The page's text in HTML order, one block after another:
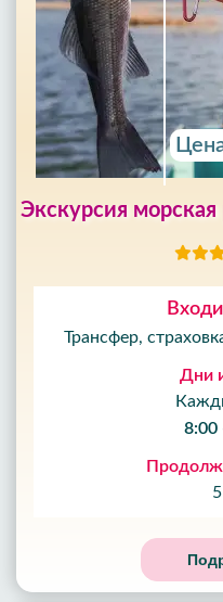
Экскурсия
Трансфер,
Дни
8:00